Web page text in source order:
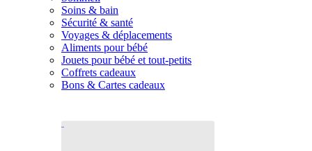
Soins & bain
Sécurité & santé
Voyages & déplacements
Aliments pour bébé
Jouets pour bébé et tout-petits
Coffrets cadeaux
Bons & Cartes cadeaux